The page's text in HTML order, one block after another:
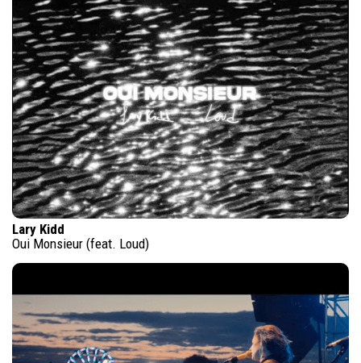
Lary Kidd
Oui Monsieur (feat. Loud)